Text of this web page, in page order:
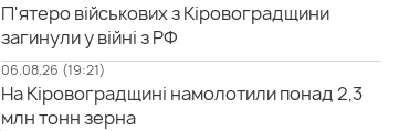
П'ятеро військових з Кіровоградщини
загинули у війні з РФ
06.08.26 (19:21)
На Кіровоградщині намолотили понад 2,3
млн тонн зерна